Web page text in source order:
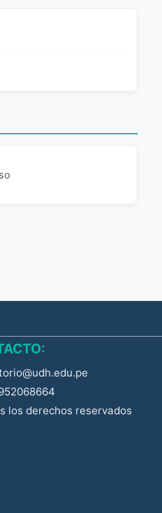
los derechos reservados